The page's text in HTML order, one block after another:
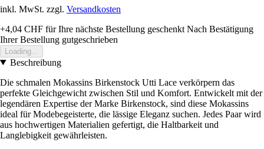
inkl. MwSt. zzgl. Versandkosten
+4,04 CHF für Ihre nächste Bestellung geschenkt Nach Bestätigung
Ihrer Bestellung gutgeschrieben
Loading...
Beschreibung
Die schmalen Mokassins Birkenstock Utti Lace verkörpern das
perfekte Gleichgewicht zwischen Stil und Komfort. Entwickelt mit der
legendären Expertise der Marke Birkenstock, sind diese Mokassins
ideal für Modebegeisterte, die lässige Eleganz suchen. Jedes Paar wird
aus hochwertigen Materialien gefertigt, die Haltbarkeit und
Langlebigkeit gewährleisten.